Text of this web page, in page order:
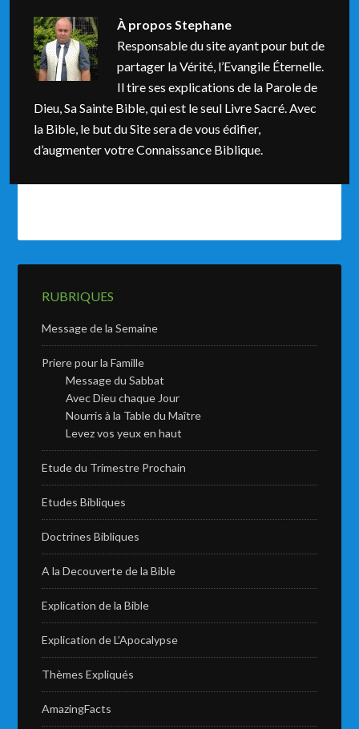
À proposStephane
Responsable du site ayant pour but de
partager la Vérité, l’Evangile Éternelle.
Il tire ses explications de la Parole de
Dieu, Sa Sainte Bible, qui est le seul Livre Sacré. Avec
la Bible, le but du Site sera de vous édifier,
d’augmenter votre Connaissance Biblique.
RUBRIQUES
Message de la Semaine
Priere pour la Famille
Message du Sabbat
Avec Dieu chaque Jour
Nourris à la Table du Maître
Levez vos yeux en haut
Etude du Trimestre Prochain
Etudes Bibliques
Doctrines Bibliques
A la Decouverte de la Bible
Explication de la Bible
Explication de L’Apocalypse
Thèmes Expliqués
AmazingFacts